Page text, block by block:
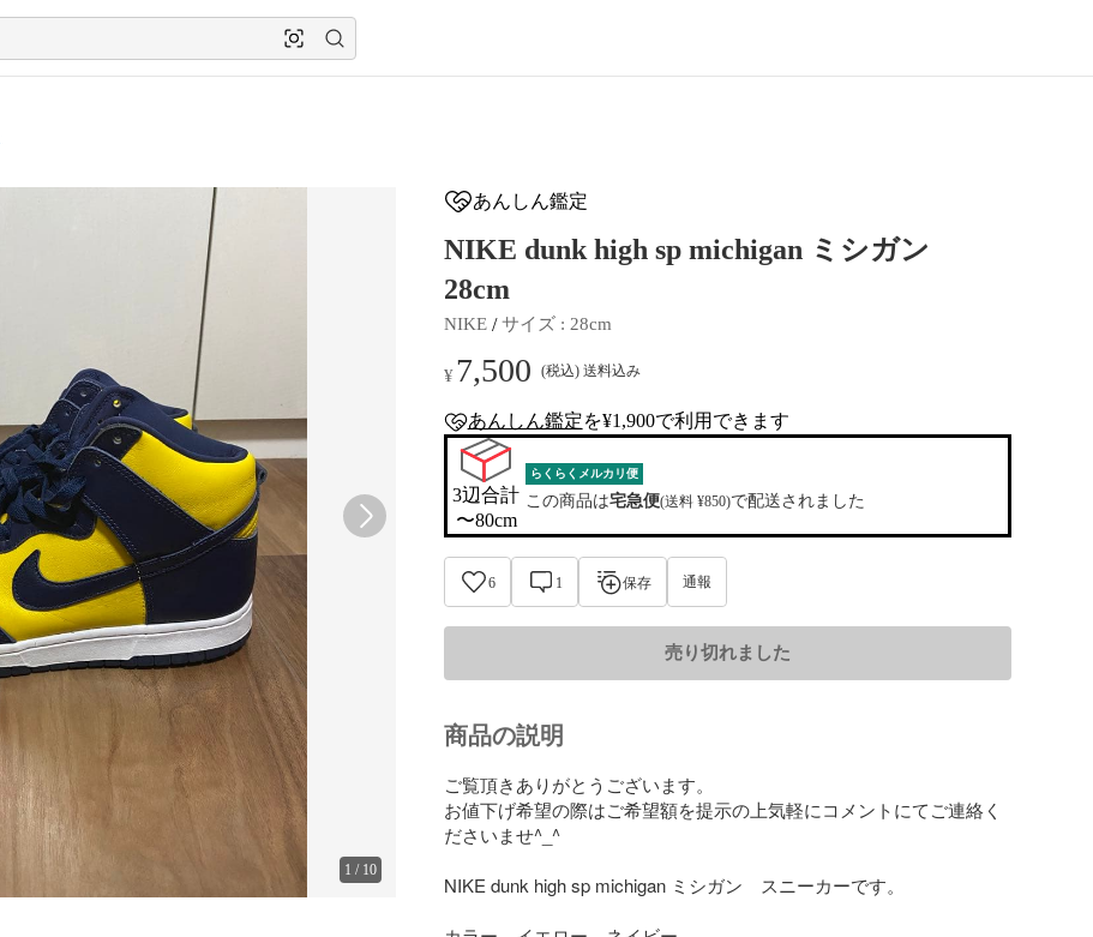
1 / 10
あんしん鑑定
NIKE dunk high sp michigan ミシガン
28cm
NIKE / サイズ : 28cm
¥ 7,500 (税込) 送料込み
anshin-appraisal-tag
あんしん鑑定を¥1,900で利用できます
3辺合計
〜80cm
らくらくメルカリ便
この商品は宅急便(送料 ¥850)で配送されました
6 1 保存 通報
売り切れました
商品の説明
ご覧頂きありがとうございます。
お値下げ希望の際はご希望額を提示の上気軽にコメントにてご連絡く
ださいませ^_^
NIKE dunk high sp michigan ミシガン　スニーカーです。